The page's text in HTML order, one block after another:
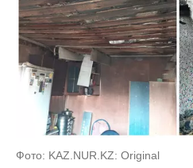
Фото: KAZ.NUR.KZ: Original